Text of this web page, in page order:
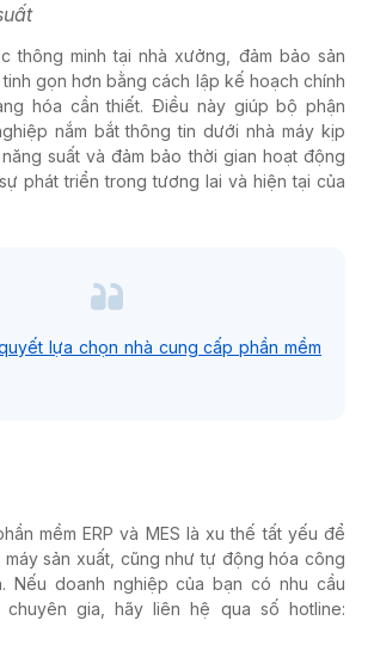
thông minh tại nhà xưởng, đảm bảo sản
gọn hơn bằng cách lập kế hoạch chính
hóa cần thiết. Điều này giúp bộ phận
nắm bắt thông tin dưới nhà máy kịp
suất và đảm bảo thời gian hoạt động
phát triển trong tương lai và hiện tại của
lựa chọn nhà cung cấp phần mềm
mềm ERP và MES là xu thế tất yếu để
máy sản xuất, cũng như tự động hóa công
Nếu doanh nghiệp của bạn có nhu cầu
gia, hãy liên hệ qua số hotline: